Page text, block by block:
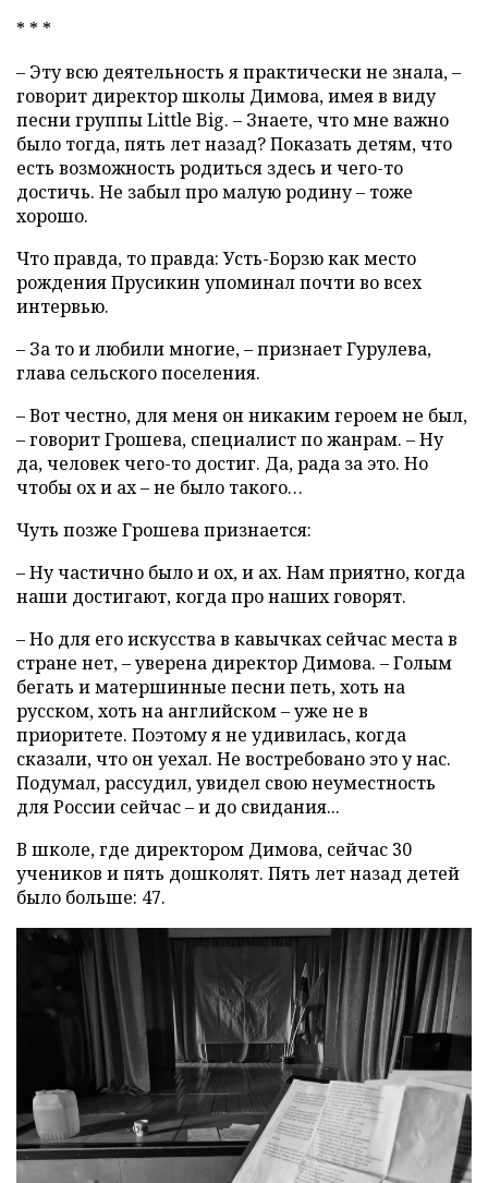
* * *
– Эту всю деятельность я практически не знала, –
говорит директор школы Димова, имея в виду
песни группы Little Big. – Знаете, что мне важно
было тогда, пять лет назад? Показать детям, что
есть возможность родиться здесь и чего-то
достичь. Не забыл про малую родину – тоже
хорошо.
Что правда, то правда: Усть-Борзю как место
рождения Прусикин упоминал почти во всех
интервью.
– За то и любили многие, – признает Гурулева,
глава сельского поселения.
– Вот честно, для меня он никаким героем не был,
– говорит Грошева, специалист по жанрам. – Ну
да, человек чего-то достиг. Да, рада за это. Но
чтобы ох и ах – не было такого…
Чуть позже Грошева признается:
– Ну частично было и ох, и ах. Нам приятно, когда
наши достигают, когда про наших говорят.
– Но для его искусства в кавычках сейчас места в
стране нет, – уверена директор Димова. – Голым
бегать и матершинные песни петь, хоть на
русском, хоть на английском – уже не в
приоритете. Поэтому я не удивилась, когда
сказали, что он уехал. Не востребовано это у нас.
Подумал, рассудил, увидел свою неуместность
для России сейчас – и до свидания...
В школе, где директором Димова, сейчас 30
учеников и пять дошколят. Пять лет назад детей
было больше: 47.